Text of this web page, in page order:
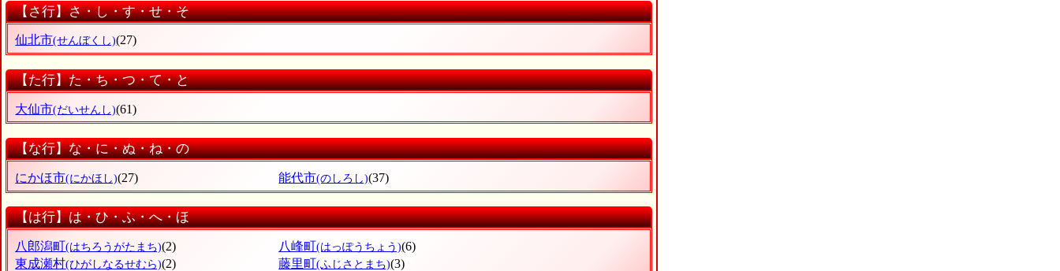
【さ行】さ・し・す・せ・そ
仙北市(せんぼくし)(27)
【た行】た・ち・つ・て・と
大仙市(だいせんし)(61)
【な行】な・に・ぬ・ね・の
にかほ市(にかほし)(27) 能代市(のしろし)(37)
【は行】は・ひ・ふ・へ・ほ
八郎潟町(はちろうがたまち)(2) 八峰町(はっぽうちょう)(6)
東成瀬村(ひがしなるせむら)(2) 藤里町(ふじさとまち)(3)